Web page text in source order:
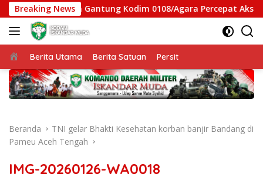
Langsung
ke
konten
Breaking News
Jembatan Gantung Kodim 0108/Agara Percepat Akses
Beranda
Berita Utama Berita Satuan Persit
Beranda
TNI gelar Bhakti Kesehatan korban banjir Bandang di
Pameu Aceh Tengah
IMG-20260126-WA0018